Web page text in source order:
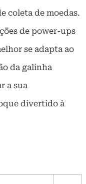
coleta de moedas.
de power-ups
se adapta ao
da galinha
a sua
divertido à